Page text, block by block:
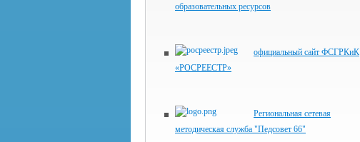
образовательных ресурсов
официальный сайт ФСГРКиК
«РОСРЕЕСТР»
Региональная сетевая
методическая служба "Педсовет 66"